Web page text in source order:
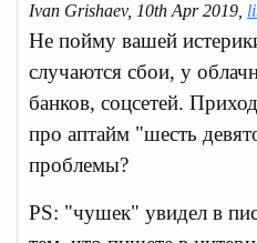
Ivan Grishaev, 10th Apr 2019,
Не пойму вашей
случаются сбои, у
банков, соцсетей.
про аптайм "шесть
проблемы?
PS: "чушек" увидел в